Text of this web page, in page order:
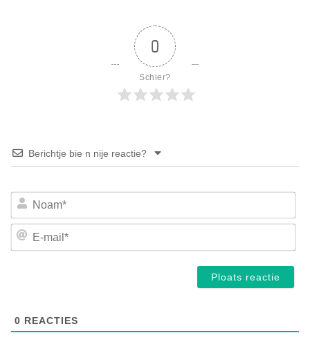
0
Schier?
Berichtje bie n nije reactie?
E-
0 REACTIES